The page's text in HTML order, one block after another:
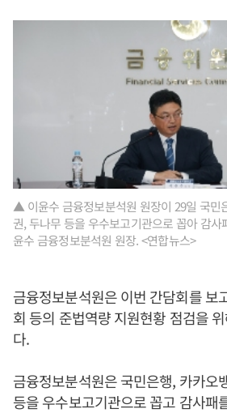
▲ 이윤수 금융정보분석원 원장이 29일 국민
권, 두나무 등을 우수보고기관으로 꼽아 감사
윤수 금융정보분석원 원장. <연합뉴스>
금융정보분석원은 이번 간담회를 보
회 등의 준법역량 지원현황 점검을
다.
금융정보분석원은 국민은행, 카카오
등을 우수보고기관으로 꼽고 감사패